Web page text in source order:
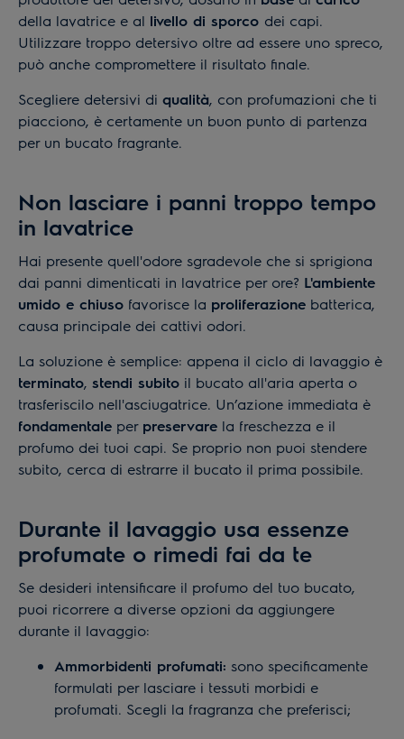
della lavatrice e al livello di sporco dei capi.
Utilizzare troppo detersivo oltre ad essere uno spreco,
può anche compromettere il risultato finale.
Scegliere detersivi di qualità, con profumazioni che ti
piacciono, è certamente un buon punto di partenza
per un bucato fragrante.
Non lasciare i panni troppo tempo
in lavatrice
Hai presente quell'odore sgradevole che si sprigiona
dai panni dimenticati in lavatrice per ore? L'ambiente
umido e chiuso favorisce la proliferazione batterica,
causa principale dei cattivi odori.
La soluzione è semplice: appena il ciclo di lavaggio è
terminato, stendi subito il bucato all'aria aperta o
trasferiscilo nell'asciugatrice. Un’azione immediata è
fondamentale per preservare la freschezza e il
profumo dei tuoi capi. Se proprio non puoi stendere
subito, cerca di estrarre il bucato il prima possibile.
Durante il lavaggio usa essenze
profumate o rimedi fai da te
Se desideri intensificare il profumo del tuo bucato,
puoi ricorrere a diverse opzioni da aggiungere
durante il lavaggio:
Ammorbidenti profumati: sono specificamente
formulati per lasciare i tessuti morbidi e
profumati. Scegli la fragranza che preferisci;